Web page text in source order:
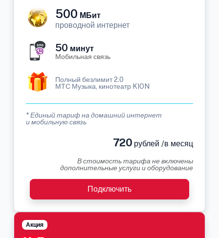
500 МБит
проводной интернет
50 минут
Мобильная связь
Полный безлимит 2.0
МТС Музыка, кинотеатр KION
* Единый тариф на домашний интернет
и мобильную связь
720 рублей /в месяц
В стоимость тарифа не включены
дополнительные услуги и оборудование
Подключить
Акция